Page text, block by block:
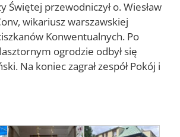
Świętej przewodniczył o. Wiesław
wikariusz warszawskiej
Konwentualnych. Po
ogrodzie odbył się
Na koniec zagrał zespół Pokój i